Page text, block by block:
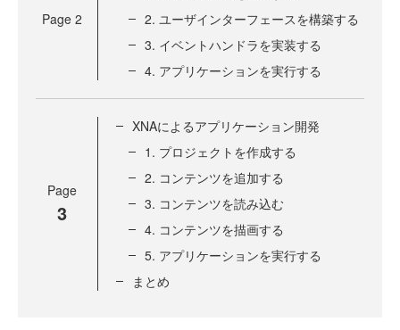
Page 2
2. ユーザインターフェースを構築する
3. イベントハンドラを実装する
4. アプリケーションを実行する
Page
3
XNAによるアプリケーション開発
1. プロジェクトを作成する
2. コンテンツを追加する
3. コンテンツを読み込む
4. コンテンツを描画する
5. アプリケーションを実行する
まとめ